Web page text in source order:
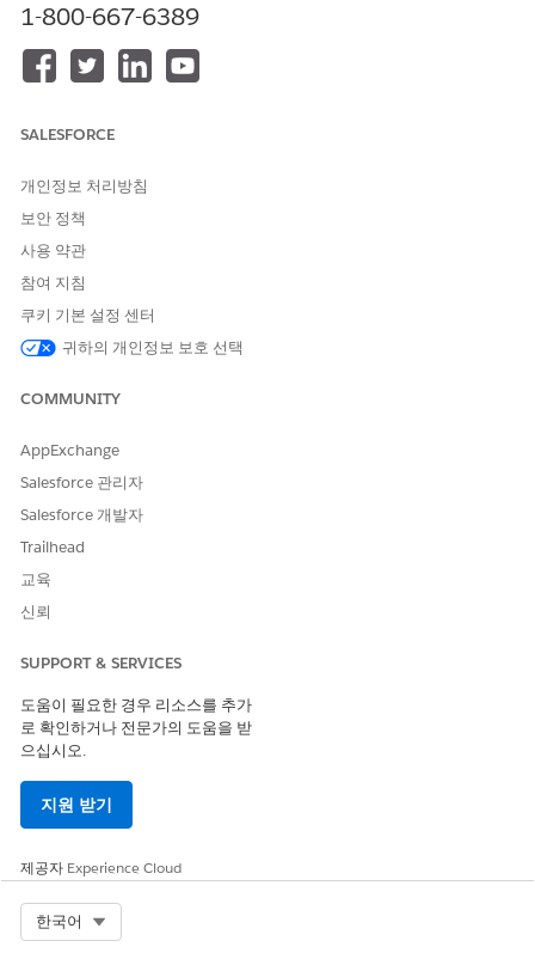
권장 구성
명명된 사용자에 대해 JSON 웹 토큰(JWT) 기반 액세스 토큰을 발
행합니다.
제어 개요
세스 토큰을 발행하는 중에서 사용자 ID 및 권한 청구를 포함하는
암호화 방식으로 암호화된 자체 JSON 웹 토큰을 발행하는 중으로
전환합니다.
구성되지 않은 경우 보안 위험
모든 요청에 대해 Salesforce 검사 끝점에 대한 상태 콜아웃을 수행
대한 종속성을 만듭니다.
위협 시나리오
외부 자원 서버는 네트워크 파티션 중에 레거시 불투명 토큰의 무결
성 또는 범위를 독립적으로 확인할 수 없으므로 장애 열기 논리가
잘못 구현된 경우 서비스가 완전히 중단되거나 무단 요청이 잠재적
예상 CVSS 점수 범위
높음(7.0~8.9)
위험 영향 고려 사항
고분포화된 아키텍처에서 불투명 토큰을 사용하면 처리 오버헤드가
수행할 수 있는 외부 마이크로서비스의 기능이 제한됩니다.
대용량 멀티 클라우드 환경에서는 지속적인 백채널 검사 호출의 대
기 시간이 응용 프로그램 성능을 저하하고 인가 서버를 서비스 거부
조건에 노출시킬 수 있습니다.
1-800-667-6389
SALESFORCE
개인정보 처리방침
보안 정책
사용 약관
참여 지침
쿠키 기본 설정 센터
귀하의 개인정보 보호 선택
COMMUNITY
AppExchange
Salesforce 관리자
Salesforce 개발자
Trailhead
교육
신뢰
SUPPORT & SERVICES
도움이 필요한 경우 리소스를 추가
로 확인하거나 전문가의 도움을 받
으십시오.
지원 받기
제공자 Experience Cloud
한국어